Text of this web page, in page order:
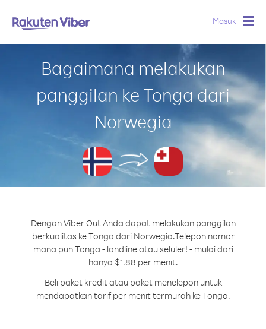
Masuk
Bagaimana melakukan
panggilan ke Tonga dari
Norwegia
Dengan Viber Out Anda dapat melakukan panggilan
berkualitas ke Tonga dari Norwegia.Telepon nomor
mana pun Tonga - landline atau seluler! - mulai dari
hanya $1.88 per menit.
Beli paket kredit atau paket menelepon untuk
mendapatkan tarif per menit termurah ke Tonga.